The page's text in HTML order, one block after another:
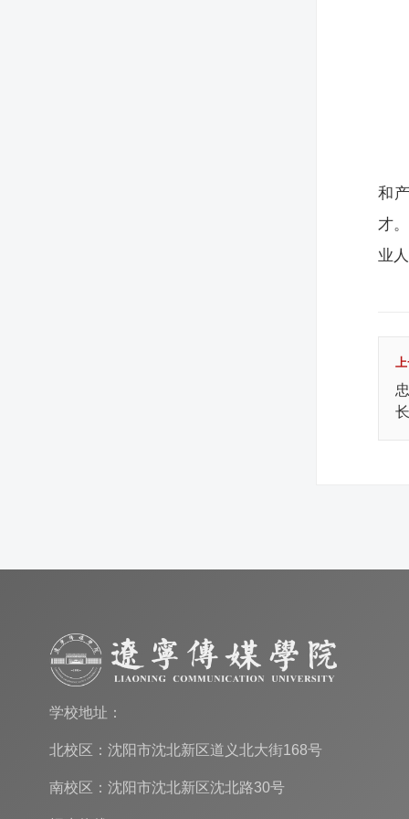
和
才
业
学校地址：
北校区：沈阳市沈北新区道义北大街168号
南校区：沈阳市沈北新区沈北路30号